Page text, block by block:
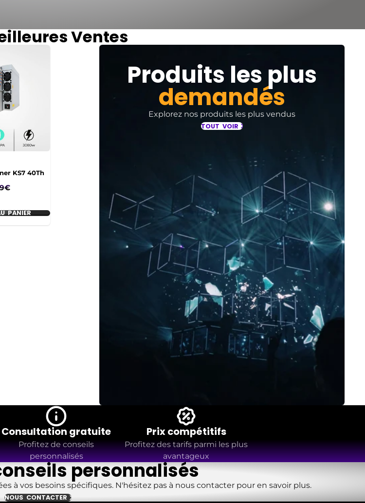
Ventes
KS7 40Th
PANIER
Produits les plus
demandés
Explorez nos produits les plus vendus
TOUT VOIR
Consultation gratuite
Profitez de conseils
personnalisés
Prix compétitifs
Profitez des tarifs parmi les plus
avantageux
personnalisés
à vos besoins spécifiques. N'hésitez pas à nous contacter pour en savoir plus.
NOUS CONTACTER